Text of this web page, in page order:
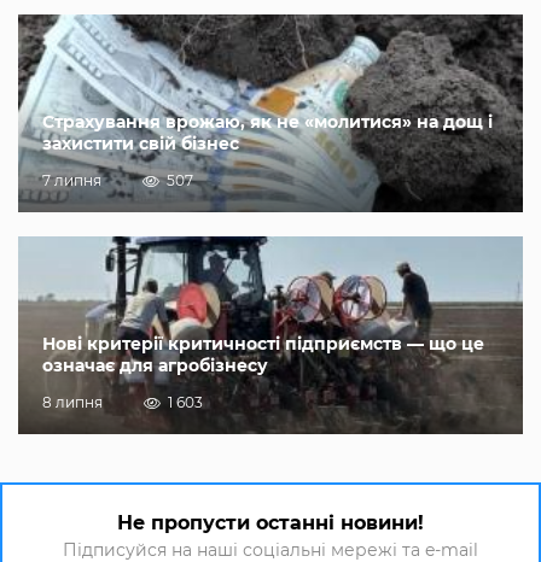
Страхування врожаю, як не «молитися» на дощ і
захистити свій бізнес
7 липня 507
Нові критерії критичності підприємств — що це
означає для агробізнесу
8 липня 1 603
Не пропусти останні новини!
Підписуйся на наші соціальні мережі та e-mail